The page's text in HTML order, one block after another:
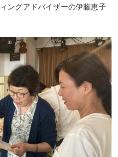
ングアドバイザーの伊藤恵子